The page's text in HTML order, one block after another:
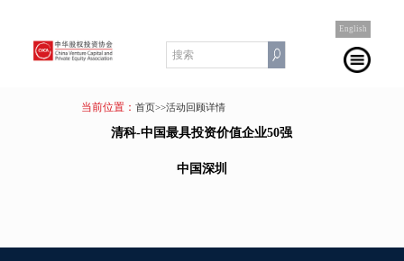
English
当前位置： 首页>>活动回顾详情
清科-中国最具投资价值企业50强
中国深圳